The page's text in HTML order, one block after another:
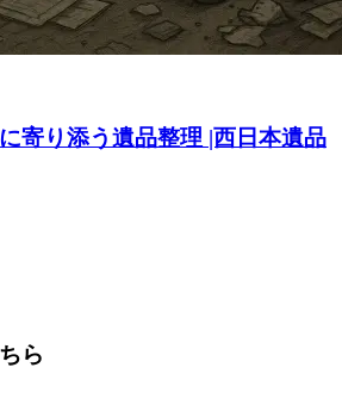
寄り添う遺品整理 |西日本遺品
ら